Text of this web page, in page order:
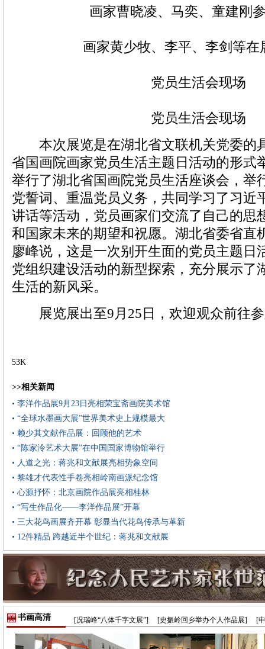
画家曹晓凌、马奕、童建刚
画家黄少牧、李平、李剑等在
党员生活会现场
党员生活会现场
本次展览是在湖北省文联机关党委的
省国画院画家党员生活主题日活动的形式
举行了湖北省国画院党员生活座谈会，举
党誓词、重温党员义务，共同学习了习近
讲话等活动，党员画家们交流了自己的思
和国家未来的期望和祝愿。湖北省委省直
廖峰说，这是一次别开生面的党员主题日
党组织建设活动的新型探索，充分展示了
生活的新风采。
展览展出至9月25日，欢迎观众前往
53K
>>相关新闻
• 李洋作品展9月23日亮相荣宝斋画院美术馆
• “全球水墨画大展”世界美术史上规模最大
• 赖少其文献作品展：回顾他的艺术
• “陈家泠艺术大展”在中国国家博物馆举行
• 人道之光：蒋兆和文献展亮相势象空间
• 黎雄才代表性手卷亮相岭南画派纪念馆
• 心源抒怀：北京画院作品展亮相桂林
• “写生作品化——李洋作品展”开幕
• 三大花鸟画展齐开幕 彰显当代花鸟传承与革新
• 12件精品 跨越近半个世纪：蒋兆和文献展
书画高清 [况瑞峰“八体千字文展”] [史振岭回乡举办个人作品展] [